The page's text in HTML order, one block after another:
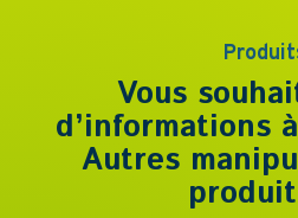
Vous
d’informations
Autres